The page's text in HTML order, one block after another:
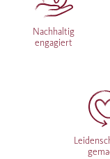
Nachhaltig
engagiert